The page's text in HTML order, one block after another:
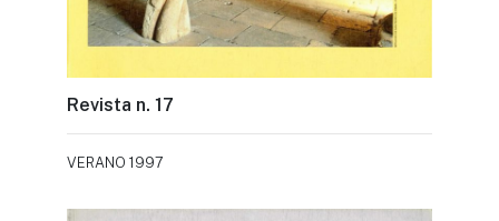
Revista n. 17
VERANO 1997